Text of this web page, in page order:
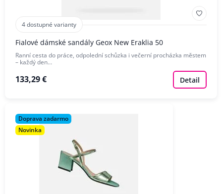
4 dostupné varianty
Fialové dámské sandály Geox New Eraklia 50
Ranní cesta do práce, odpolední schůzka i večerní procházka městem
– každý den…
133,29 € Detail
Doprava zadarmo
Novinka